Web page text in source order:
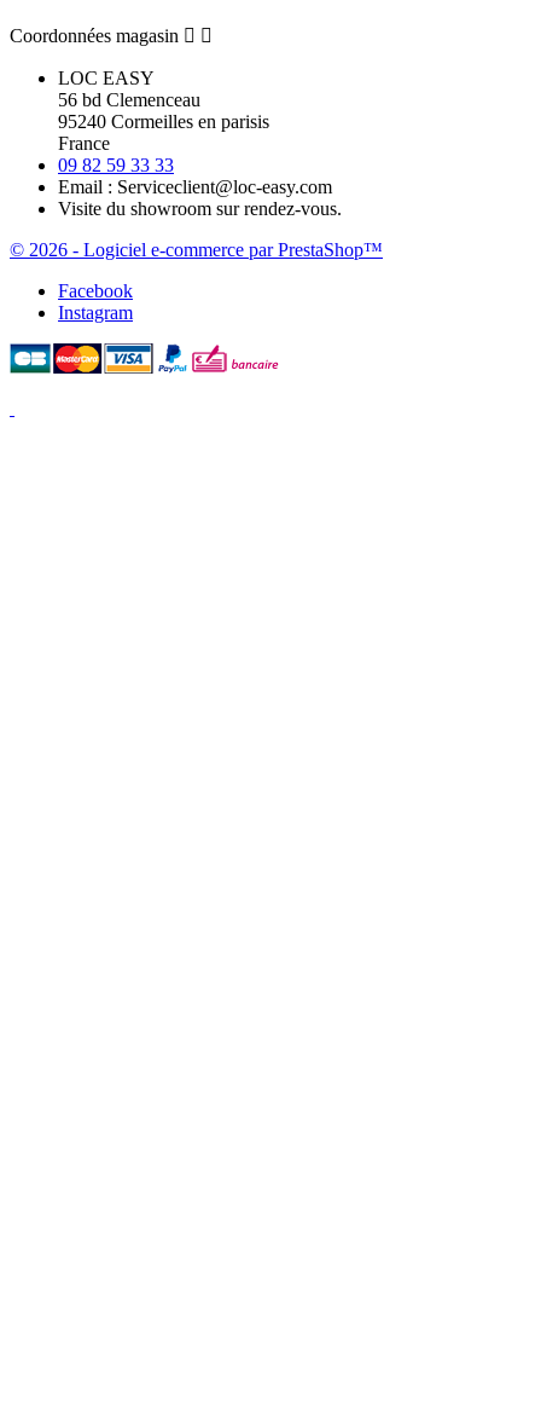
Coordonnées magasin  
LOC EASY
56 bd Clemenceau
95240 Cormeilles en parisis
France
09 82 59 33 33
Email : Serviceclient@loc-easy.com
Visite du showroom sur rendez-vous.
© 2026 - Logiciel e-commerce par PrestaShop™
Facebook
Instagram